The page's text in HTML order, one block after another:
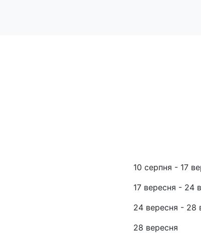
10 серпня - 17
17 вересня - 24
24 вересня - 28
28 вересня